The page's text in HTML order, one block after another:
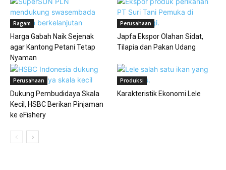
Ragam
Harga Gabah Naik Sejenak
agar Kantong Petani Tetap
Nyaman
Perusahaan
Japfa Ekspor Olahan Sidat,
Tilapia dan Pakan Udang
Perusahaan
Dukung Pembudidaya Skala
Kecil, HSBC Berikan Pinjaman
ke eFishery
Produksi
Karakteristik Ekonomi Lele